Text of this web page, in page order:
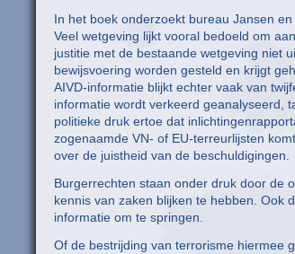
In het boek onderzoekt bureau Jansen
Veel wetgeving lijkt vooral bedoeld om
justitie met de bestaande wetgeving niet
bewijsvoering worden gesteld en krijgt
AIVD-informatie blijkt echter vaak van
informatie wordt verkeerd geanalyseerd,
politieke druk ertoe dat
zogenaamde VN- of EU-terreurlijsten
over de juistheid van de beschuldigingen.
Burgerrechten staan onder druk door de
kennis van zaken blijken te hebben. Ook
informatie om te springen.
Of de bestrijding van terrorisme hiermee